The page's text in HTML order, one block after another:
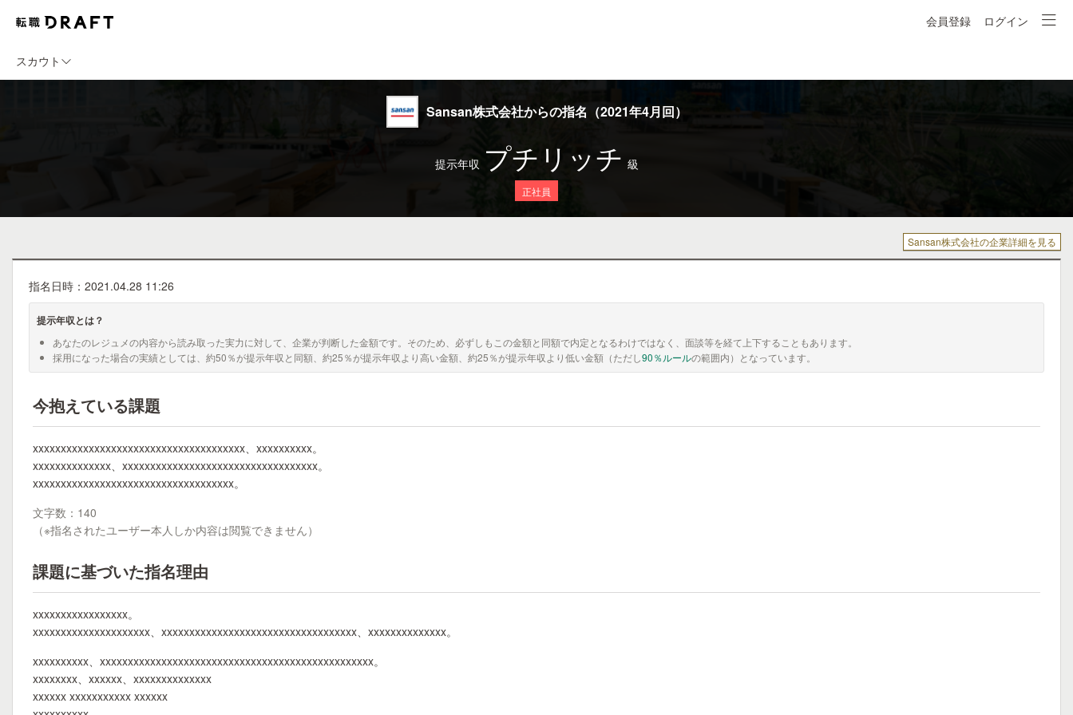
会員登録 ログイン
スカウト
Sansan株式会社からの指名（2021年4月回）
提示年収 プチリッチ 級
正社員
Sansan株式会社の企業詳細を見る
指名日時：2021.04.28 11:26
提示年収とは？
あなたのレジュメの内容から読み取った実力に対して、企業が判断した金額です。そのため、必ずしもこの金額と同額で内定となるわけではなく、面談等を経て上下することもあります。
採用になった場合の実績としては、約50％が提示年収と同額、約25％が提示年収より高い金額、約25％が提示年収より低い金額（ただし90％ルールの範囲内）となっています。
今抱えている課題
xxxxxxxxxxxxxxxxxxxxxxxxxxxxxxxxxxxxxx、xxxxxxxxxx。
xxxxxxxxxxxxxx、xxxxxxxxxxxxxxxxxxxxxxxxxxxxxxxxxxx。
xxxxxxxxxxxxxxxxxxxxxxxxxxxxxxxxxxxx。
文字数：140
（※指名されたユーザー本人しか内容は閲覧できません）
課題に基づいた指名理由
xxxxxxxxxxxxxxxxx。
xxxxxxxxxxxxxxxxxxxxx、xxxxxxxxxxxxxxxxxxxxxxxxxxxxxxxxxxx、xxxxxxxxxxxxxx。
xxxxxxxxxx、xxxxxxxxxxxxxxxxxxxxxxxxxxxxxxxxxxxxxxxxxxxxxxxxx。
xxxxxxxx、xxxxxx、xxxxxxxxxxxxxx
xxxxxx xxxxxxxxxxx xxxxxx